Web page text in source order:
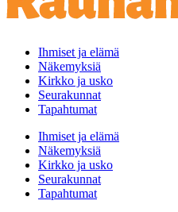
Ihmiset ja elämä
Näkemyksiä
Kirkko ja usko
Seurakunnat
Tapahtumat
Ihmiset ja elämä
Näkemyksiä
Kirkko ja usko
Seurakunnat
Tapahtumat